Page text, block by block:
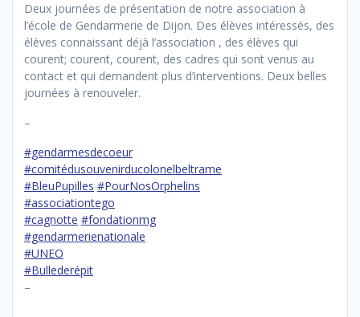
Deux journées de présentation de notre association à
l’école de Gendarmerie de Dijon. Des élèves intéressés, des
élèves connaissant déjà l’association , des élèves qui
courent; courent, courent, des cadres qui sont venus au
contact et qui demandent plus d’interventions. Deux belles
journées à renouveler.
–
#gendarmesdecoeur
#comitédusouvenirducolonelbeltrame
#BleuPupilles #PourNosOrphelins
#associationtego
#cagnotte #fondationmg
#gendarmerienationale
#UNEO
#Bullederépit
–